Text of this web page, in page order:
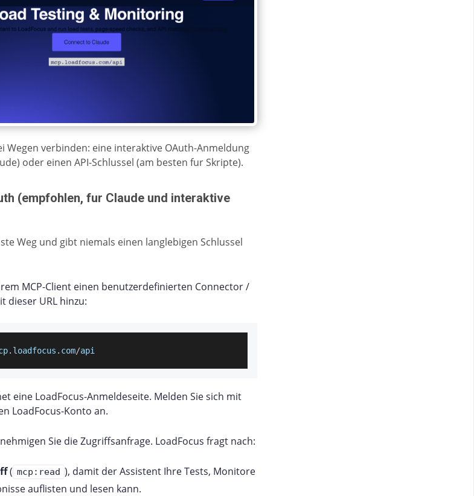
Wegen verbinden: eine interaktive OAuth-Anmeldung
oder einen API-Schlussel (am besten fur Skripte).
(empfohlen, fur Claude und interaktive
Weg und gibt niemals einen langlebigen Schlussel
MCP-Client einen benutzerdefinierten Connector /
dieser URL hinzu:
. loadfocus . com/api
eine LoadFocus-Anmeldeseite. Melden Sie sich mit
LoadFocus-Konto an.
Sie die Zugriffsanfrage. LoadFocus fragt nach:
( mcp:read ), damit der Assistent Ihre Tests, Monitore
auflisten und lesen kann.